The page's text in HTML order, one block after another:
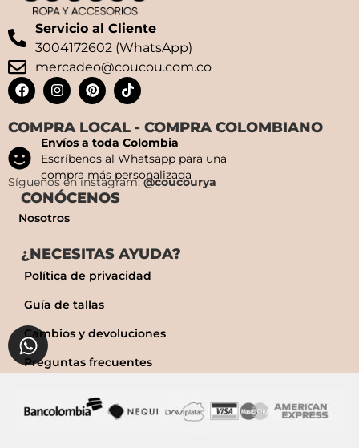
Servicio al Cliente
3004172602 (WhatsApp)
mercadeo@coucou.com.co
COMPRA LOCAL - COMPRA COLOMBIANO
Envíos a toda Colombia
Escríbenos al Whatsapp para una
compra más personalizada
Síguenos en instagram:@coucourya
CONÓCENOS
Nosotros
¿NECESITAS AYUDA?
Política de privacidad
Guía de tallas
Cambios y devoluciones
Preguntas frecuentes